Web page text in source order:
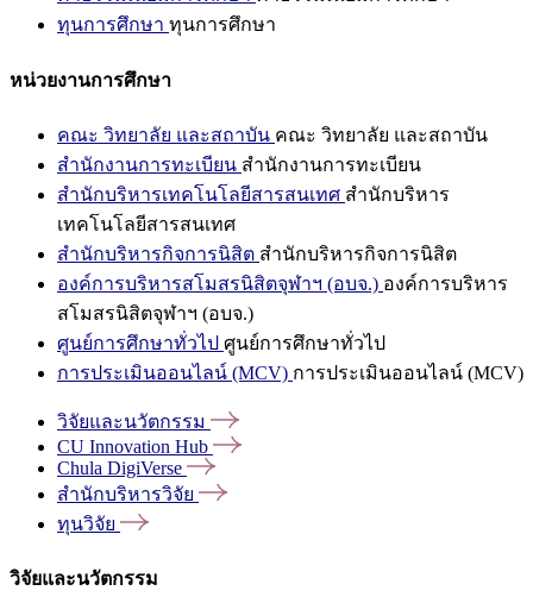
ทุนการศึกษา ทุนการศึกษา
หน่วยงานการศึกษา
คณะ วิทยาลัย และสถาบัน คณะ วิทยาลัย และสถาบัน
สำนักงานการทะเบียน สำนักงานการทะเบียน
สำนักบริหารเทคโนโลยีสารสนเทศ สำนักบริหาร
เทคโนโลยีสารสนเทศ
สำนักบริหารกิจการนิสิต สำนักบริหารกิจการนิสิต
องค์การบริหารสโมสรนิสิตจุฬาฯ (อบจ.) องค์การบริหาร
สโมสรนิสิตจุฬาฯ (อบจ.)
ศูนย์การศึกษาทั่วไป ศูนย์การศึกษาทั่วไป
การประเมินออนไลน์ (MCV) การประเมินออนไลน์ (MCV)
วิจัยและนวัตกรรม
CU Innovation Hub
Chula DigiVerse
สำนักบริหารวิจัย
ทุนวิจัย
วิจัยและนวัตกรรม